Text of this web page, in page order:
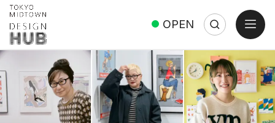
OPEN SearchSearch:
Close
open